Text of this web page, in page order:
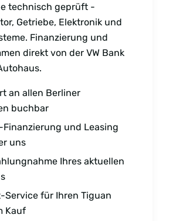
technisch geprüft -
Getriebe, Elektronik und
Finanzierung und
direkt von der VW Bank
an allen Berliner
buchbar
Finanzierung und Leasing
uns
Ihres aktuellen
Service für Ihren Tiguan
Kauf